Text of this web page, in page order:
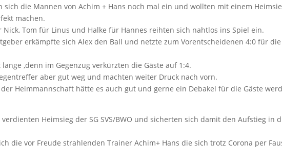
sich die Mannen von Achim + Hans noch mal ein und wollten mit einem
machen.
Nick, Tom für Linus und Halke für Hannes reihten sich nahtlos ins Spiel ein.
erkämpfte sich Alex den Ball und netzte zum Vorentscheidenen 4:0 für die
,denn im Gegenzug verkürzten die Gäste auf 1:4.
aber gut weg und machten weiter Druck nach vorn.
Heimmannschaft hätte es auch gut und gerne ein Debakel für die Gäste
Heimsieg der SG SVS/BWO und sicherten sich damit den Aufstieg in
die vor Freude strahlenden Trainer Achim+ Hans die sich trotz Corona per